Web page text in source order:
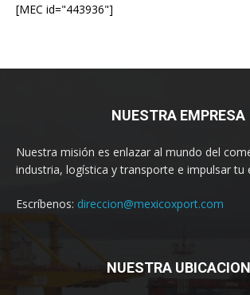
[MEC id="443936"]
NUESTRA EMPRESA
Nuestra misión es enlazar al mundo del
industria, logística y transporte e impulsar tu
Escríbenos: direccion@mexicoxport.com
NUESTRA UBICACION